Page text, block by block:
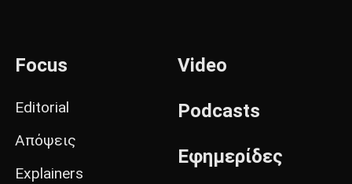
Focus
Editorial
Απόψεις
Explainers
Video
Podcasts
Εφημερίδες